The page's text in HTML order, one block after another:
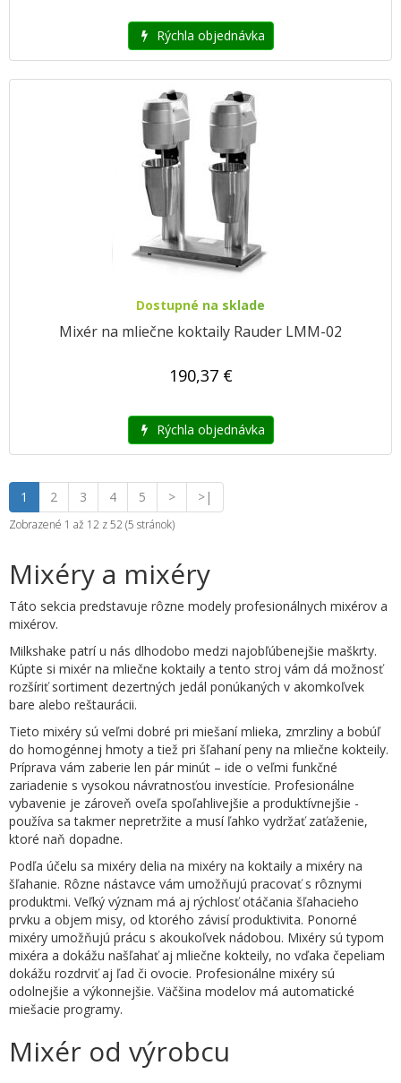
Rýchla objednávka
Dostupné na sklade
Mixér na mliečne koktaily Rauder LMM-02
190,37 €
Rýchla objednávka
1 2 3 4 5 > >|
Zobrazené 1 až 12 z 52 (5 stránok)
Mixéry a mixéry
Táto sekcia predstavuje rôzne modely profesionálnych mixérov a
mixérov.
Milkshake patrí u nás dlhodobo medzi najobľúbenejšie maškrty.
Kúpte si mixér na mliečne koktaily a tento stroj vám dá možnosť
rozšíriť sortiment dezertných jedál ponúkaných v akomkoľvek
bare alebo reštaurácii.
Tieto mixéry sú veľmi dobré pri miešaní mlieka, zmrzliny a bobúľ
do homogénnej hmoty a tiež pri šľahaní peny na mliečne kokteily.
Príprava vám zaberie len pár minút – ide o veľmi funkčné
zariadenie s vysokou návratnosťou investície. Profesionálne
vybavenie je zároveň oveľa spoľahlivejšie a produktívnejšie -
používa sa takmer nepretržite a musí ľahko vydržať zaťaženie,
ktoré naň dopadne.
Podľa účelu sa mixéry delia na mixéry na koktaily a mixéry na
šľahanie. Rôzne nástavce vám umožňujú pracovať s rôznymi
produktmi. Veľký význam má aj rýchlosť otáčania šľahacieho
prvku a objem misy, od ktorého závisí produktivita. Ponorné
mixéry umožňujú prácu s akoukoľvek nádobou. Mixéry sú typom
mixéra a dokážu našľahať aj mliečne kokteily, no vďaka čepeliam
dokážu rozdrviť aj ľad či ovocie. Profesionálne mixéry sú
odolnejšie a výkonnejšie. Väčšina modelov má automatické
miešacie programy.
Mixér od výrobcu